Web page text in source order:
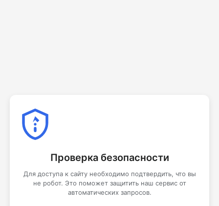
Проверка безопасности
Для доступа к сайту необходимо подтвердить, что вы
не робот. Это поможет защитить наш сервис от
автоматических запросов.